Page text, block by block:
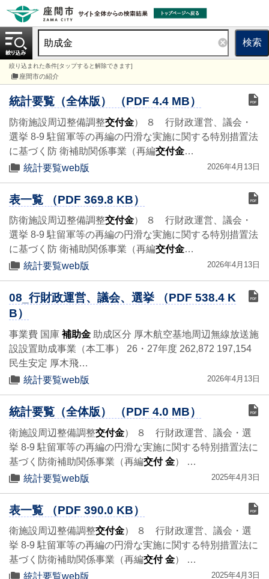
検索
絞り込まれた条件[タップすると解除できます]
座間市の紹介
統計要覧（全体版） （PDF 4.4 MB）
防衛施設周辺整備調整交付金） ８ 行財政運営、議会・
選挙 8-9 駐留軍等の再編の円滑な実施に関する特別措置法
に基づく防 衛補助関係事業（再編交付金…
統計要覧web版
2026年4月13日
表一覧 （PDF 369.8 KB）
防衛施設周辺整備調整交付金） ８ 行財政運営、議会・
選挙 8-9 駐留軍等の再編の円滑な実施に関する特別措置法
に基づく防 衛補助関係事業（再編交付金…
統計要覧web版
2026年4月13日
08_行財政運営、議会、選挙 （PDF 538.4 K
B）
事業費 国庫 補助金 助成区分 厚木航空基地周辺無線放送施
設設置助成事業（本工事） 26・27年度 262,872 197,154
民生安定 厚木飛…
統計要覧web版
2026年4月13日
統計要覧（全体版） （PDF 4.0 MB）
衛施設周辺整備調整交付金） ８ 行財政運営、議会・選
挙 8-9 駐留軍等の再編の円滑な実施に関する特別措置法に
基づく防衛補助関係事業（再編交付 金） …
統計要覧web版
2025年4月3日
表一覧 （PDF 390.0 KB）
衛施設周辺整備調整交付金） ８ 行財政運営、議会・選
挙 8-9 駐留軍等の再編の円滑な実施に関する特別措置法に
基づく防衛補助関係事業（再編交付 金） …
統計要覧web版
2025年4月3日